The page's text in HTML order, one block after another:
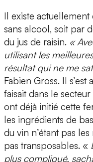
Il existe
sans alcool, soit par
du jus de raisin. «
utilisant les
résultat qui ne me
Fabien Gross. Il
faisait dans le
ont déjà initié cette
les ingrédients de
du vin n’étant pas
pas transposables. «
plus compliqué,